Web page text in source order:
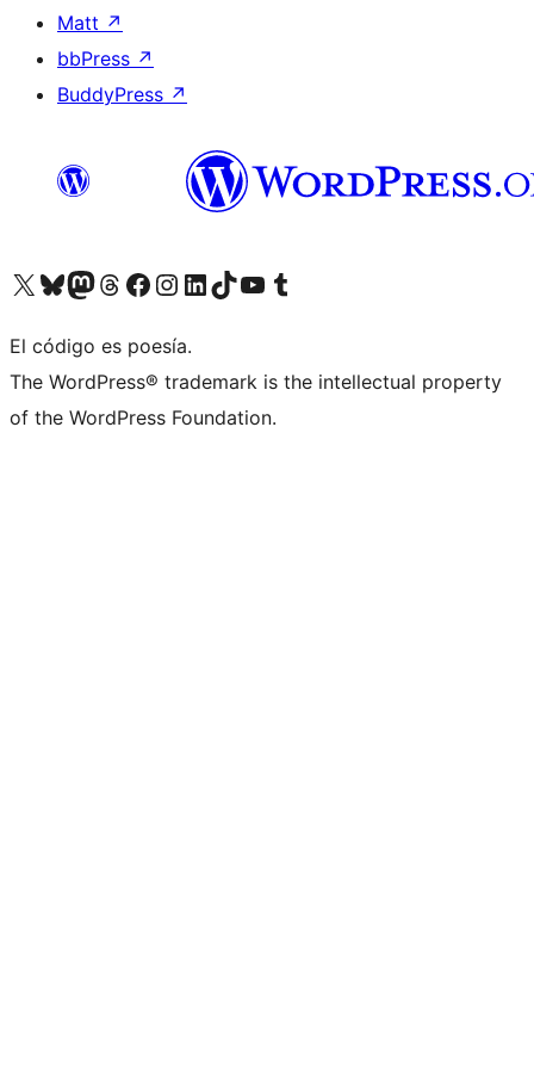
Matt ↗
bbPress ↗
BuddyPress ↗
Visitá nuestra cuenta de X (anteriormente Twitter)
Visitá nuestra cuenta de Bluesky
Visitá nuestra cuenta de Mastodon
Visitá nuestra cuenta de Threads
Visitá nuestra página de Facebook
Visitá nuestra cuenta de Instagram
Visitá nuestra cuenta de LinkedIn
Visitá nuestra cuenta de TikTok
Visitá nuestro canal de YouTube
Visitá nuestra cuenta de Tumblr
El código es poesía.
The WordPress® trademark is the intellectual property
of the WordPress Foundation.